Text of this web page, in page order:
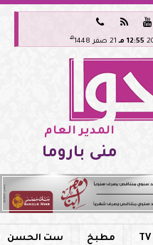



12:55 مـ 21 صفر 1448 هـ
المدير العام
منى باروما
مطبخ ست الحسن